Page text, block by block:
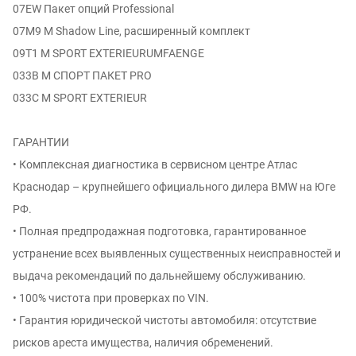
07EW Пакет опций Professional
07M9 M Shadow Line, расширенный комплект
09T1 M SPORT EXTERIEURUMFAENGE
033B М СПОРТ ПАКЕТ PRO
033C M SPORT EXTERIEUR
ГАРАНТИИ
• Комплексная диагностика в сервисном центре Атлас
Краснодар – крупнейшего официального дилера BMW на Юге
РФ.
• Полная предпродажная подготовка, гарантированное
устранение всех выявленных существенных неисправностей и
выдача рекомендаций по дальнейшему обслуживанию.
• 100% чистота при проверках по VIN.
• Гарантия юридической чистоты автомобиля: отсутствие
рисков ареста имущества, наличия обременений.